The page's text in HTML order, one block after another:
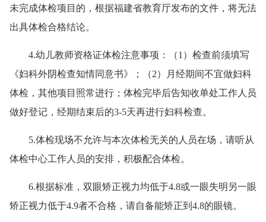
未完成体检项目的，根据福建省教育厅发布的文件，将无法
出具体检合格结论。
4.幼儿教师资格证体检注意事项：（1）检查前须填写
《妇科外阴检查知情同意书》；（2）月经期间不宜做妇科
体检，其他项目照常进行；体检完毕后告知收单处工作人员
做好登记，经期结束后的3-5天再进行妇科检查。
5.体检现场不允许与本次体检无关的人员在场，请听从
体检中心工作人员的安排，积极配合体检。
6.根据标准，双眼矫正视力均低于4.8或一眼失明另一眼
矫正视力低于4.9者不合格，请自备能矫正到4.8的眼镜。